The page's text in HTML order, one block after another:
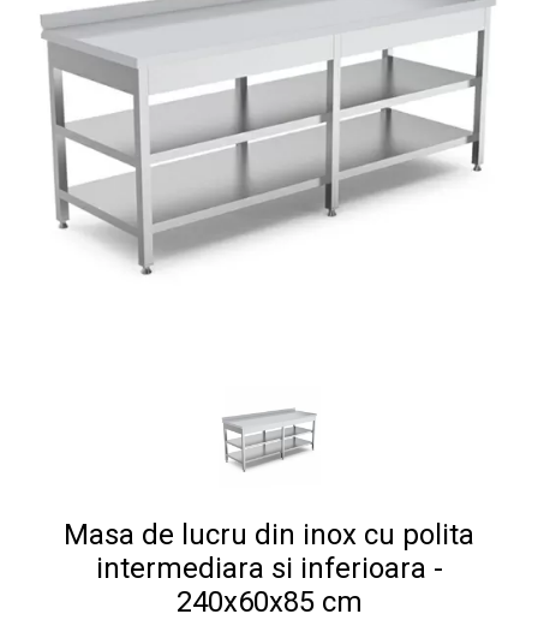
Masa de lucru din inox cu polita
intermediara si inferioara -
240x60x85 cm